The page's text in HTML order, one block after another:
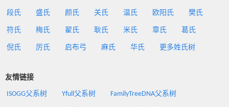
段氏 盛氏 颜氏 关氏 温氏 欧阳氏 樊氏
符氏 梅氏 翟氏 耿氏 米氏 章氏 葛氏
倪氏 厉氏 启布弓 麻氏 华氏 更多姓氏树
友情链接
ISOGG父系树 Yfull父系树 FamilyTreeDNA父系树